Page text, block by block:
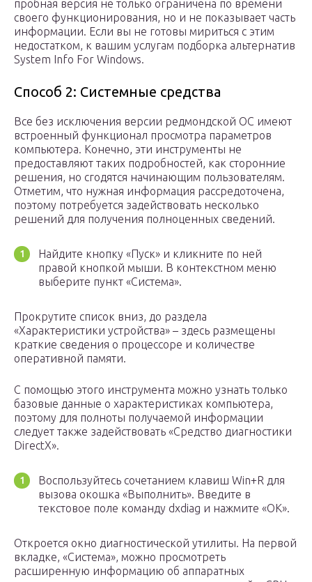
пробная версия не только ограничена по времени
своего функционирования, но и не показывает часть
информации. Если вы не готовы мириться с этим
недостатком, к вашим услугам подборка альтернатив
System Info For Windows.
Способ 2: Системные средства
Все без исключения версии редмондской ОС имеют
встроенный функционал просмотра параметров
компьютера. Конечно, эти инструменты не
предоставляют таких подробностей, как сторонние
решения, но сгодятся начинающим пользователям.
Отметим, что нужная информация рассредоточена,
поэтому потребуется задействовать несколько
решений для получения полноценных сведений.
Найдите кнопку «Пуск» и кликните по ней
правой кнопкой мыши. В контекстном меню
выберите пункт «Система».
Прокрутите список вниз, до раздела
«Характеристики устройства» – здесь размещены
краткие сведения о процессоре и количестве
оперативной памяти.
С помощью этого инструмента можно узнать только
базовые данные о характеристиках компьютера,
поэтому для полноты получаемой информации
следует также задействовать «Средство диагностики
DirectX».
Воспользуйтесь сочетанием клавиш Win+R для
вызова окошка «Выполнить». Введите в
текстовое поле команду dxdiag и нажмите «ОК».
Откроется окно диагностической утилиты. На первой
вкладке, «Система», можно просмотреть
расширенную информацию об аппаратных